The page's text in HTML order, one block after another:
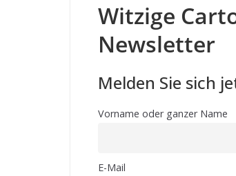
Witzige
Newsletter
Melden Sie sich
Vorname oder ganzer Name
E-Mail